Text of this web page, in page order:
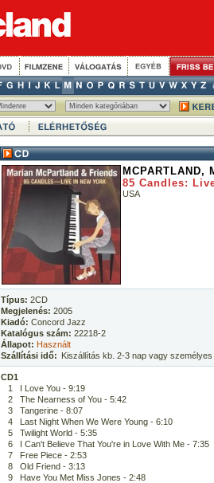
MCPARTLAND,
85 Candles:
USA
Típus: 2CD
Megjelenés: 2005
Kiadó: Concord Jazz
Katalógus szám: 22218-2
Állapot: Használt
Szállítási idő: Kiszállítás kb. 2-3 nap vagy
CD1
1
I Love You - 9:19
2
The Nearness of You - 5:42
3
Tangerine - 8:07
4
Last Night When We Were Young - 6:10
5
Twilight World - 5:35
6
I Can't Believe That You're in Love With Me - 7:35
7
Free Piece - 2:53
8
Old Friend - 3:13
9
Have You Met Miss Jones - 2:48